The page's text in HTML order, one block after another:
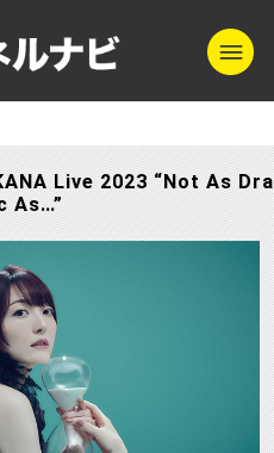
テレ朝チャンネ
Live 2023 “Not As Dra
As…”